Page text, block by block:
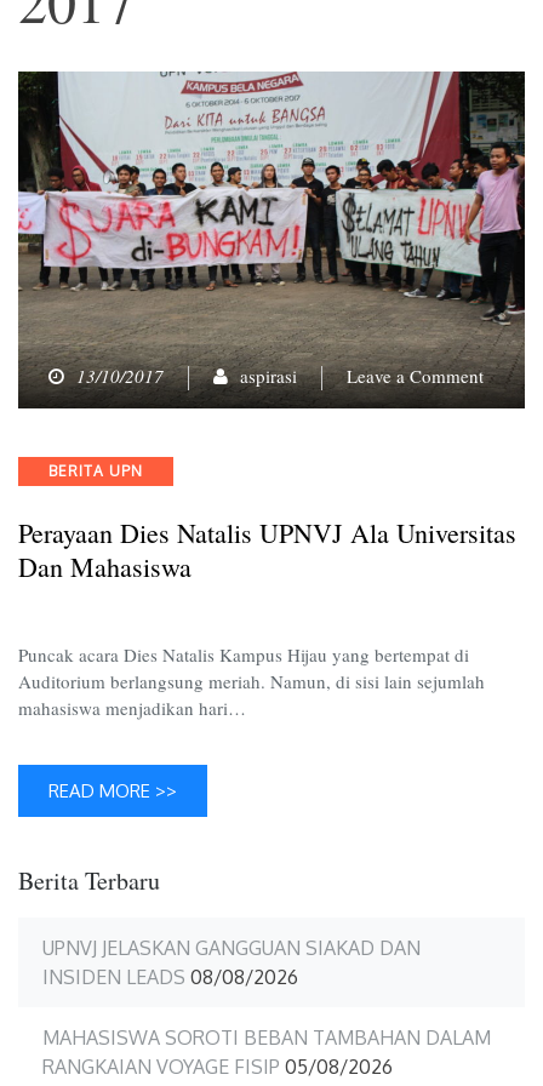
13/10/2017 aspirasi Leave a Commenton
Categories
BERITA UPN
Perayaan Dies Natalis UPNVJ Ala Universitas
Dan Mahasiswa
Puncak acara Dies Natalis Kampus Hijau yang bertempat di
Auditorium berlangsung meriah. Namun, di sisi lain sejumlah
mahasiswa menjadikan hari…
READ MORE >>
Berita Terbaru
UPNVJ JELASKAN GANGGUAN SIAKAD DAN
INSIDEN LEADS 08/08/2026
MAHASISWA SOROTI BEBAN TAMBAHAN DALAM
RANGKAIAN VOYAGE FISIP 05/08/2026